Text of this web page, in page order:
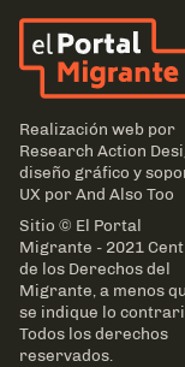
Realización web por
Research Action
diseño gráfico y
UX porAnd Also Too
Sitio © El Portal
Migrante - 2021
de los Derechos del
Migrante, a menos
se indique lo
Todos los derechos
reservados.